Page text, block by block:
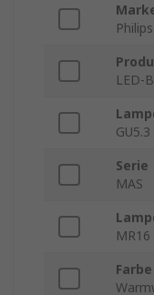
LED-
GU5.3
Serie
MAS
MR16
Farbe